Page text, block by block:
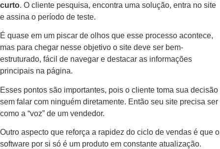
curto. O cliente pesquisa, encontra uma solução, entra no site
e assina o período de teste.
É quase em um piscar de olhos que esse processo acontece,
mas para chegar nesse objetivo o site deve ser bem-
estruturado, fácil de navegar e destacar as informações
principais na página.
Esses pontos são importantes, pois o cliente toma sua decisão
sem falar com ninguém diretamente. Então seu site precisa ser
como a “voz” de um vendedor.
Outro aspecto que reforça a rapidez do ciclo de vendas é que o
software por si só é um produto em constante atualização.